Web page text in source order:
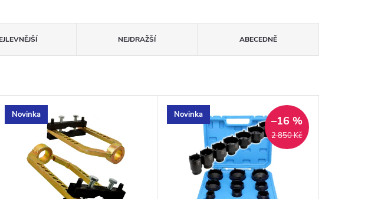
NEJDRAŽŠÍ ABECEDNĚ
Novinka Novinka
2 850 Kč
–16 %